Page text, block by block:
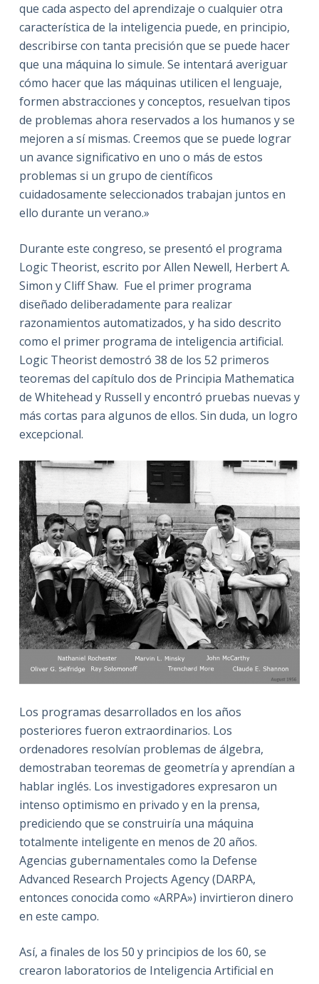
que cada aspecto del aprendizaje o cualquier otra
característica de la inteligencia puede, en principio,
describirse con tanta precisión que se puede hacer
que una máquina lo simule. Se intentará averiguar
cómo hacer que las máquinas utilicen el lenguaje,
formen abstracciones y conceptos, resuelvan tipos
de problemas ahora reservados a los humanos y se
mejoren a sí mismas. Creemos que se puede lograr
un avance significativo en uno o más de estos
problemas si un grupo de científicos
cuidadosamente seleccionados trabajan juntos en
ello durante un verano.»
Durante este congreso, se presentó el programa
Logic Theorist, escrito por Allen Newell, Herbert A.
Simon y Cliff Shaw. Fue el primer programa
diseñado deliberadamente para realizar
razonamientos automatizados, y ha sido descrito
como el primer programa de inteligencia artificial.
Logic Theorist demostró 38 de los 52 primeros
teoremas del capítulo dos de Principia Mathematica
de Whitehead y Russell y encontró pruebas nuevas y
más cortas para algunos de ellos. Sin duda, un logro
excepcional.
Los programas desarrollados en los años
posteriores fueron extraordinarios. Los
ordenadores resolvían problemas de álgebra,
demostraban teoremas de geometría y aprendían a
hablar inglés. Los investigadores expresaron un
intenso optimismo en privado y en la prensa,
prediciendo que se construiría una máquina
totalmente inteligente en menos de 20 años.
Agencias gubernamentales como la Defense
Advanced Research Projects Agency (DARPA,
entonces conocida como «ARPA») invirtieron dinero
en este campo.
Así, a finales de los 50 y principios de los 60, se
crearon laboratorios de Inteligencia Artificial en